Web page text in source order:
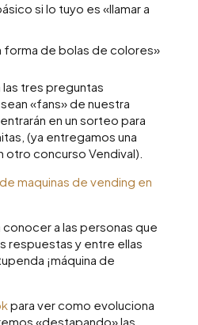
si lo tuyo es «llamar a
forma de bolas de colores»
tres preguntas
«fans» de nuestra
en un sorteo para
(ya entregamos una
concurso Vendival).
a las personas que
respuestas y entre ellas
¡máquina de
para ver como evoluciona
«destapando» las